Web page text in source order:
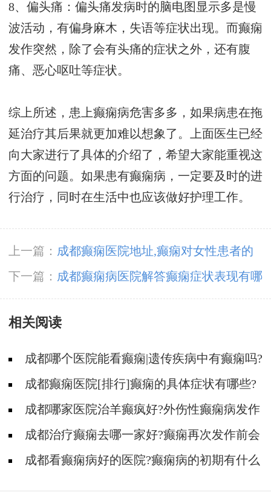
8、偏头痛：偏头痛发病时的脑电图显示多是慢
波活动，有偏身麻木，失语等症状出现。而癫痫
发作突然，除了会有头痛的症状之外，还有腹
痛、恶心呕吐等症状。
综上所述，患上癫痫病危害多多，如果病患在拖
延治疗其后果就更加难以想象了。上面医生已经
向大家进行了具体的介绍了，希望大家能重视这
方面的问题。如果患有癫痫病，一定要及时的进
行治疗，同时在生活中也应该做好护理工作。
上一篇： 成都癫痫医院地址,癫痫对女性患者的
危害是什么?
下一篇： 成都癫痫病医院解答癫痫症状表现有哪
些呢?
相关阅读
成都哪个医院能看癫痫|遗传疾病中有癫痫吗?
成都癫痫医院[排行]癫痫的具体症状有哪些?
成都哪家医院治羊癫疯好?外伤性癫痫病发作
有哪些症状?
成都治疗癫痫去哪一家好?癫痫再次发作前会
有什么症状吗?
成都看癫痫病好的医院?癫痫病的初期有什么